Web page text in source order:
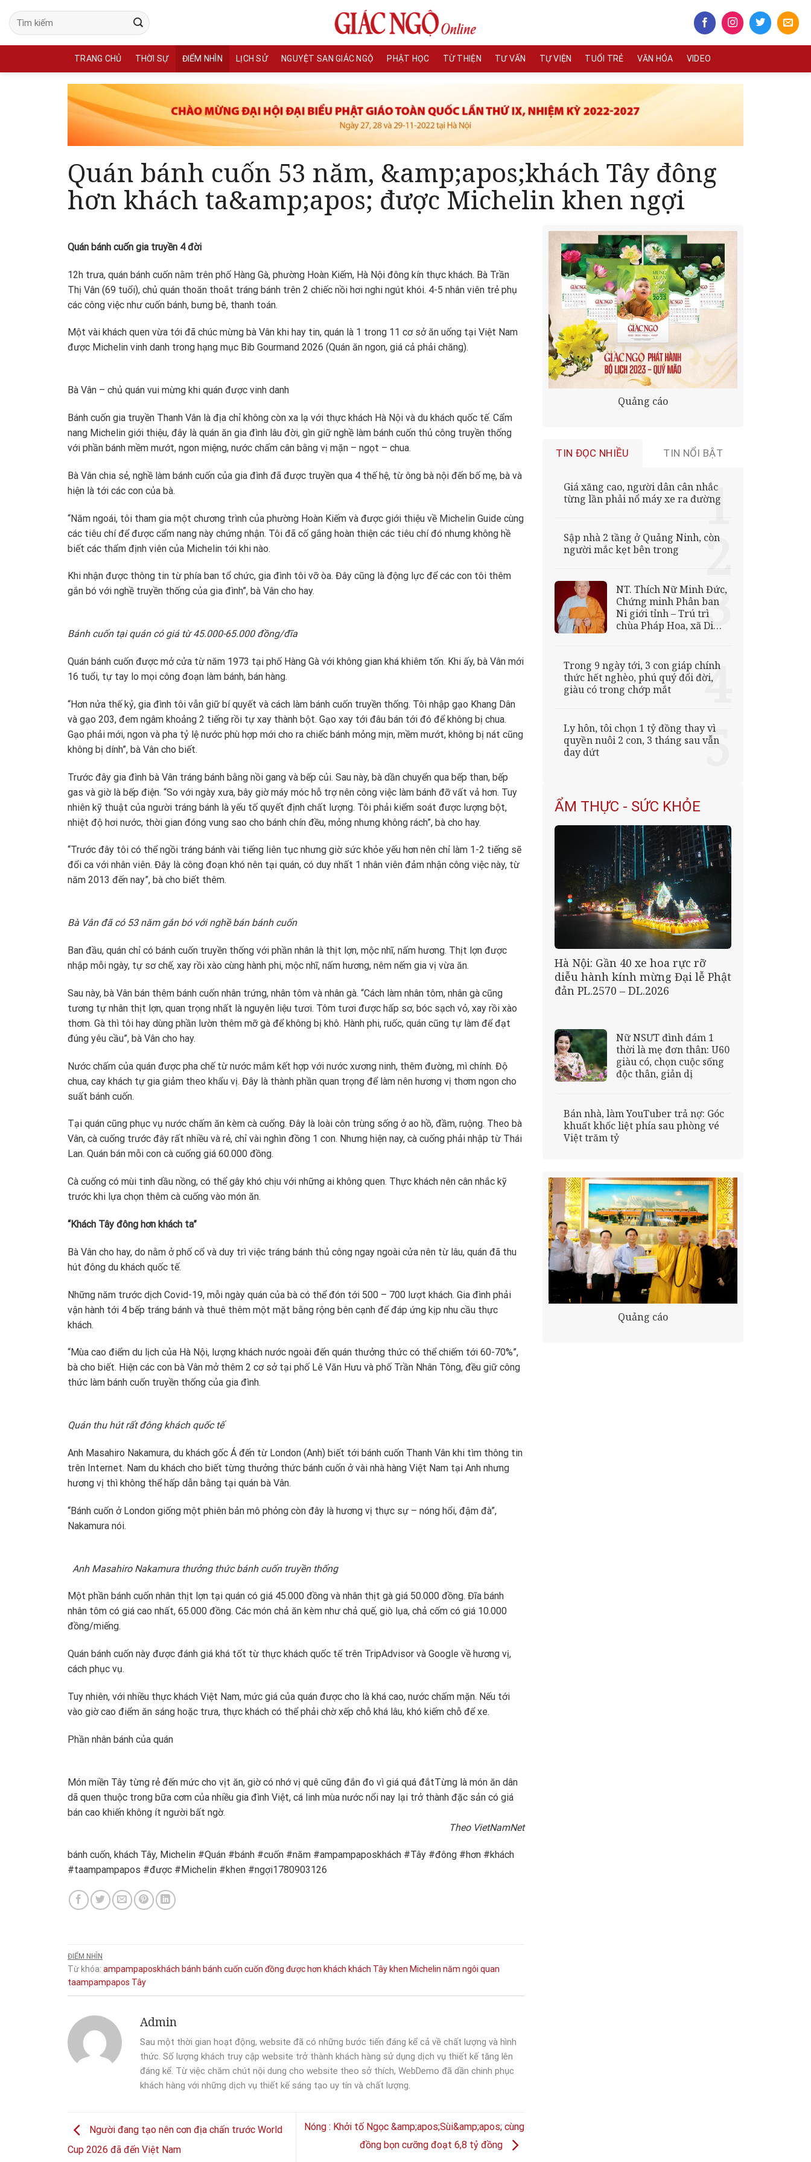
content
TRANG CHỦ THỜI SỰ ĐIỂM NHÌN LỊCH SỬ NGUYỆT SAN GIÁC NGỘ PHẬT HỌC TỪ THIỆN TƯ VẤN TỰ VIỆN TUỔI TRẺ VĂN HÓA VIDEO
Quán bánh cuốn 53 năm, &amp;apos;khách Tây đông
hơn khách ta&amp;apos; được Michelin khen ngợi
Quán bánh cuốn gia truyền 4 đời
12h trưa, quán bánh cuốn nằm trên phố Hàng Gà, phường Hoàn Kiếm, Hà Nội đông kín thực khách. Bà Trần
Thị Vân (69 tuổi), chủ quán thoăn thoắt tráng bánh trên 2 chiếc nồi hơi nghi ngút khói. 4-5 nhân viên trẻ phụ
các công việc như cuốn bánh, bưng bê, thanh toán.
Một vài khách quen vừa tới đã chúc mừng bà Vân khi hay tin, quán là 1 trong 11 cơ sở ăn uống tại Việt Nam
được Michelin vinh danh trong hạng mục Bib Gourmand 2026 (Quán ăn ngon, giá cả phải chăng).
Bà Vân – chủ quán vui mừng khi quán được vinh danh
Bánh cuốn gia truyền Thanh Vân là địa chỉ không còn xa lạ với thực khách Hà Nội và du khách quốc tế. Cẩm
nang Michelin giới thiệu, đây là quán ăn gia đình lâu đời, gìn giữ nghề làm bánh cuốn thủ công truyền thống
với phần bánh mềm mướt, ngon miệng, nước chấm cân bằng vị mặn – ngọt – chua.
Bà Vân chia sẻ, nghề làm bánh cuốn của gia đình đã được truyền qua 4 thế hệ, từ ông bà nội đến bố mẹ, bà và
hiện là tới các con của bà.
“Năm ngoái, tôi tham gia một chương trình của phường Hoàn Kiếm và được giới thiệu về Michelin Guide cùng
các tiêu chí để được cẩm nang này chứng nhận. Tôi đã cố gắng hoàn thiện các tiêu chí đó nhưng không hề
biết các thẩm định viên của Michelin tới khi nào.
Khi nhận được thông tin từ phía ban tổ chức, gia đình tôi vỡ òa. Đây cũng là động lực để các con tôi thêm
gắn bó với nghề truyền thống của gia đình”, bà Vân cho hay.
Bánh cuốn tại quán có giá từ 45.000-65.000 đồng/đĩa
Quán bánh cuốn được mở cửa từ năm 1973 tại phố Hàng Gà với không gian khá khiêm tốn. Khi ấy, bà Vân mới
16 tuổi, tự tay lo mọi công đoạn làm bánh, bán hàng.
“Hơn nửa thế kỷ, gia đình tôi vẫn giữ bí quyết và cách làm bánh cuốn truyền thống. Tôi nhập gạo Khang Dân
và gạo 203, đem ngâm khoảng 2 tiếng rồi tự xay thành bột. Gạo xay tới đâu bán tới đó để không bị chua.
Gạo phải mới, ngon và pha tỷ lệ nước phù hợp mới cho ra chiếc bánh mỏng mịn, mềm mướt, không bị nát cũng
không bị dính”, bà Vân cho biết.
Trước đây gia đình bà Vân tráng bánh bằng nồi gang và bếp củi. Sau này, bà dần chuyển qua bếp than, bếp
gas và giờ là bếp điện. “So với ngày xưa, bây giờ máy móc hỗ trợ nên công việc làm bánh đỡ vất vả hơn. Tuy
nhiên kỹ thuật của người tráng bánh là yếu tố quyết định chất lượng. Tôi phải kiểm soát được lượng bột,
nhiệt độ hơi nước, thời gian đóng vung sao cho bánh chín đều, mỏng nhưng không rách”, bà cho hay.
“Trước đây tôi có thể ngồi tráng bánh vài tiếng liên tục nhưng giờ sức khỏe yếu hơn nên chỉ làm 1-2 tiếng sẽ
đổi ca với nhân viên. Đây là công đoạn khó nên tại quán, có duy nhất 1 nhân viên đảm nhận công việc này, từ
năm 2013 đến nay”, bà cho biết thêm.
Bà Vân đã có 53 năm gắn bó với nghề bán bánh cuốn
Ban đầu, quán chỉ có bánh cuốn truyền thống với phần nhân là thịt lợn, mộc nhĩ, nấm hương. Thịt lợn được
nhập mỗi ngày, tự sơ chế, xay rồi xào cùng hành phi, mộc nhĩ, nấm hương, nêm nếm gia vị vừa ăn.
Sau này, bà Vân bán thêm bánh cuốn nhân trứng, nhân tôm và nhân gà. “Cách làm nhân tôm, nhân gà cũng
tương tự nhân thịt lợn, quan trọng nhất là nguyên liệu tươi. Tôm tươi được hấp sơ, bóc sạch vỏ, xay rồi xào
thơm. Gà thì tôi hay dùng phần lườn thêm mỡ gà để không bị khô. Hành phi, ruốc, quán cũng tự làm để đạt
đúng yêu cầu”, bà Vân cho hay.
Nước chấm của quán được pha chế từ nước mắm kết hợp với nước xương ninh, thêm đường, mì chính. Độ
chua, cay khách tự gia giảm theo khẩu vị. Đây là thành phần quan trọng để làm nên hương vị thơm ngon cho
suất bánh cuốn.
Tại quán cũng phục vụ nước chấm ăn kèm cà cuống. Đây là loài côn trùng sống ở ao hồ, đầm, ruộng. Theo bà
Vân, cà cuống trước đây rất nhiều và rẻ, chỉ vài nghìn đồng 1 con. Nhưng hiện nay, cà cuống phải nhập từ Thái
Lan. Quán bán mỗi con cà cuống giá 60.000 đồng.
Cà cuống có mùi tinh dầu nồng, có thể gây khó chịu với những ai không quen. Thực khách nên cân nhắc kỹ
trước khi lựa chọn thêm cà cuống vào món ăn.
“Khách Tây đông hơn khách ta”
Bà Vân cho hay, do nằm ở phố cổ và duy trì việc tráng bánh thủ công ngay ngoài cửa nên từ lâu, quán đã thu
hút đông du khách quốc tế.
Những năm trước dịch Covid-19, mỗi ngày quán của bà có thể đón tới 500 – 700 lượt khách. Gia đình phải
vận hành tới 4 bếp tráng bánh và thuê thêm một mặt bằng rộng bên cạnh để đáp ứng kịp nhu cầu thực
khách.
“Mùa cao điểm du lịch của Hà Nội, lượng khách nước ngoài đến quán thưởng thức có thể chiếm tới 60-70%”,
bà cho biết. Hiện các con bà Vân mở thêm 2 cơ sở tại phố Lê Văn Hưu và phố Trần Nhân Tông, đều giữ công
thức làm bánh cuốn truyền thống của gia đình.
Quán thu hút rất đông khách quốc tế
Anh Masahiro Nakamura, du khách gốc Á đến từ London (Anh) biết tới bánh cuốn Thanh Vân khi tìm thông tin
trên Internet. Nam du khách cho biết từng thưởng thức bánh cuốn ở vài nhà hàng Việt Nam tại Anh nhưng
hương vị thì không thể hấp dẫn bằng tại quán bà Vân.
“Bánh cuốn ở London giống một phiên bản mô phỏng còn đây là hương vị thực sự – nóng hổi, đậm đà”,
Nakamura nói.
Anh Masahiro Nakamura thưởng thức bánh cuốn truyền thống
Một phần bánh cuốn nhân thịt lợn tại quán có giá 45.000 đồng và nhân thịt gà giá 50.000 đồng. Đĩa bánh
nhân tôm có giá cao nhất, 65.000 đồng. Các món chả ăn kèm như chả quế, giò lụa, chả cốm có giá 10.000
đồng/miếng.
Quán bánh cuốn này được đánh giá khá tốt từ thực khách quốc tế trên TripAdvisor và Google về hương vị,
cách phục vụ.
Tuy nhiên, với nhiều thực khách Việt Nam, mức giá của quán được cho là khá cao, nước chấm mặn. Nếu tới
vào giờ cao điểm ăn sáng hoặc trưa, thực khách có thể phải chờ xếp chỗ khá lâu, khó kiếm chỗ để xe.
Phần nhân bánh của quán
Món miền Tây từng rẻ đến mức cho vịt ăn, giờ có nhớ vị quê cũng đắn đo vì giá quá đắtTừng là món ăn dân
dã quen thuộc trong bữa cơm của nhiều gia đình Việt, cá linh mùa nước nổi nay lại trở thành đặc sản có giá
bán cao khiến không ít người bất ngờ.
Theo VietNamNet
bánh cuốn, khách Tây, Michelin #Quán #bánh #cuốn #năm #ampampaposkhách #Tây #đông #hơn #khách
#taampampapos #được #Michelin #khen #ngợi1780903126
ĐIỂM NHÌN
Từ khóa: ampampaposkhách bánh bánh cuốn cuốn đồng được hơn khách khách Tây khen Michelin năm ngôi quan
taampampapos Tây
Admin
Sau một thời gian hoạt động, website đã có những bước tiến đáng kể cả về chất lượng và hình
thức. Số lượng khách truy cập website trở thành khách hàng sử dụng dịch vụ thiết kế tăng lên
đáng kể. Từ việc chăm chút nội dung cho website theo sở thích, WebDemo đã dần chinh phục
khách hàng với những dịch vụ thiết kế sáng tạo uy tín và chất lượng.
Người đang tạo nên cơn địa chấn trước World
Cup 2026 đã đến Việt Nam
Nóng : Khởi tố Ngọc &amp;apos;Sùi&amp;apos; cùng
đồng bọn cưỡng đoạt 6,8 tỷ đồng
Quảng cáo
TIN ĐỌC NHIỀU TIN NỔI BẬT
Giá xăng cao, người dân cân nhắc
từng lần phải nổ máy xe ra đường
Sập nhà 2 tầng ở Quảng Ninh, còn
người mắc kẹt bên trong
NT. Thích Nữ Minh Đức,
Chứng minh Phân ban
Ni giới tỉnh – Trú trì
chùa Pháp Hoa, xã Di
Trong 9 ngày tới, 3 con giáp chính
thức hết nghèo, phú quý đổi đời,
giàu có trong chớp mắt
Ly hôn, tôi chọn 1 tỷ đồng thay vì
quyền nuôi 2 con, 3 tháng sau vẫn
day dứt
ẨM THỰC - SỨC KHỎE
Hà Nội: Gần 40 xe hoa rực rỡ
diễu hành kính mừng Đại lễ Phật
đản PL.2570 – DL.2026
Nữ NSƯT đình đám 1
thời là mẹ đơn thân: U60
giàu có, chọn cuộc sống
độc thân, giản dị
Bán nhà, làm YouTuber trả nợ: Góc
khuất khốc liệt phía sau phòng vé
Việt trăm tỷ
Quảng cáo